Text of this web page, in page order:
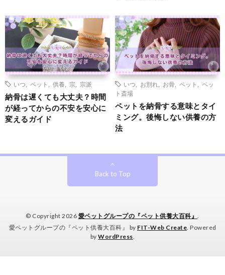
いつ ペット 供養 宗 宗派
納骨は遅くても大丈夫？時間
が経ってからの不安を安心に
変えるガイド
いつ お別れ お骨 ペット
ペッ
ト斎場
ペットを納骨する意味とタイ
ミング。後悔しない供養の方
法
Back to Top
© Copyright 2026 愛ペットグループの『ペット供養大百科』.
愛ペットグループの『ペット供養大百科』 by FIT-Web Create. Powered
byWordPress.